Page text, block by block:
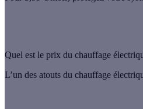
Quel est le prix du chauffage
L’un des atouts du chauffage